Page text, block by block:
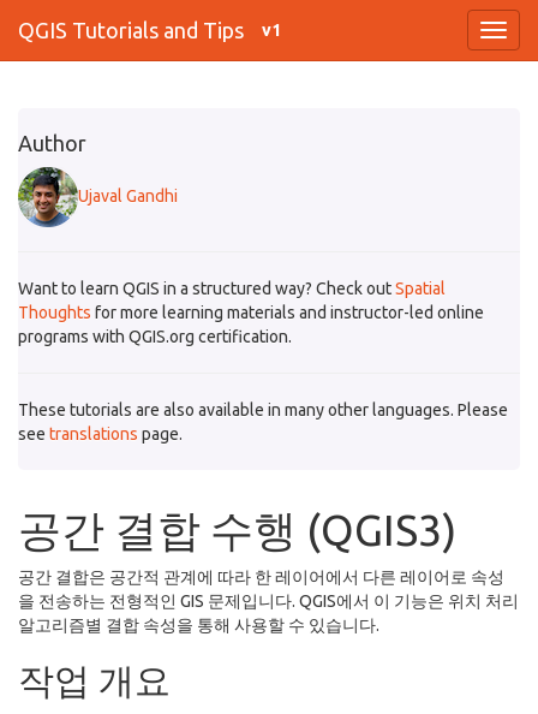
QGIS Tutorials and Tips v1
Author
Ujaval Gandhi
Want to learn QGIS in a structured way? Check outSpatial
Thoughts for more learning materials and instructor-led online
programs with QGIS.org certification.
These tutorials are also available in many other languages. Please
see translations page.
공간 결합 수행 (QGIS3)
공간 결합은 공간적 관계에 따라 한 레이어에서 다른 레이어로 속성
을 전송하는 전형적인 GIS 문제입니다. QGIS에서 이 기능은 위치 처리
알고리즘별 결합 속성을 통해 사용할 수 있습니다.
작업 개요